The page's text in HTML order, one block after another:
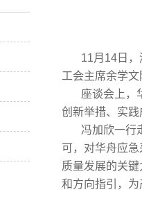
11月14日
工会主席余学
座谈会上，
创新举措、实
冯加欣一行
可，对华舟应
质量发展的关
和方向指引，